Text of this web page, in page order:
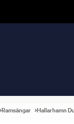
Ramsängar Hallarhamn